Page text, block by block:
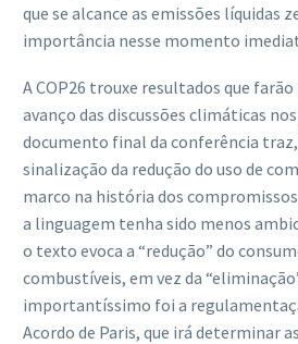
que se alcance as emissões líquidas
importância nesse momento
A COP26 trouxe resultados que
avanço das discussões climáticas
documento final da conferência
sinalização da redução do uso de
marco na história dos
a linguagem tenha sido menos
o texto evoca a “redução” do
combustíveis, em vez da
importantíssimo foi a
Acordo de Paris, que irá determinar